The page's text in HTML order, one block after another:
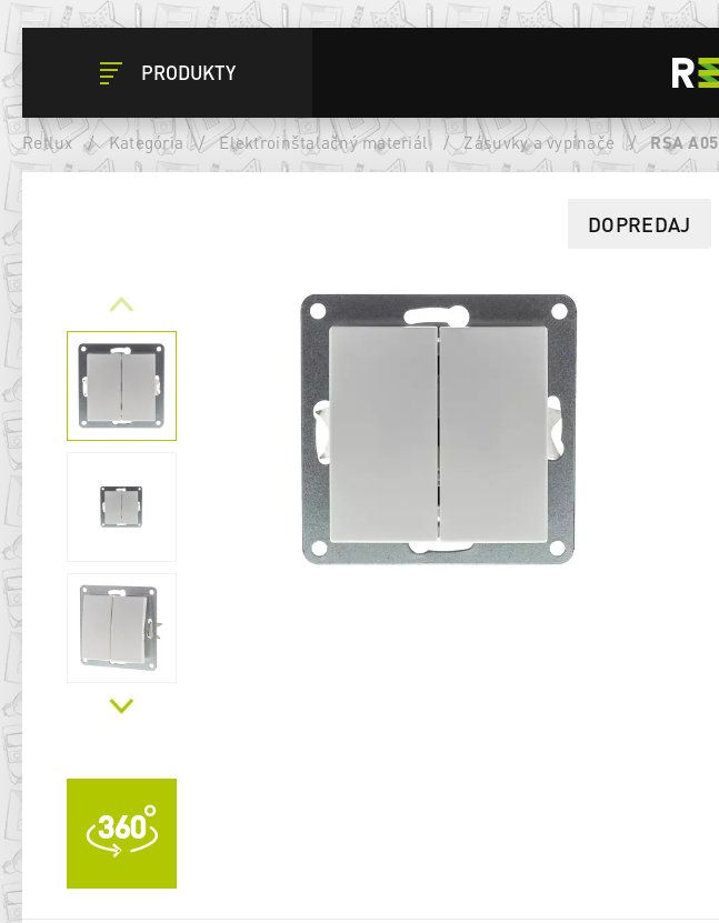
PRODUKTY
Retlux / Kategória / Elektroinštalačný materiál / Zásuvky a vypínače / RSA A05
DOPREDAJ